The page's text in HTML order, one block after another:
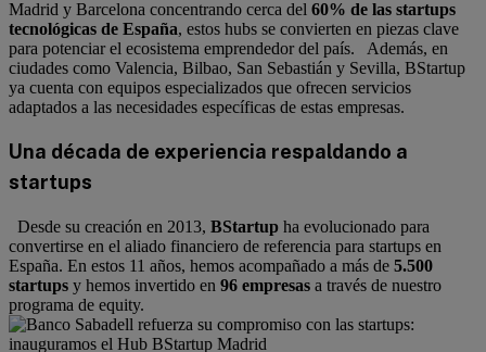
Madrid y Barcelona concentrando cerca del 60% de las startups
tecnológicas de España, estos hubs se convierten en piezas clave
para potenciar el ecosistema emprendedor del país. Además, en
ciudades como Valencia, Bilbao, San Sebastián y Sevilla, BStartup
ya cuenta con equipos especializados que ofrecen servicios
adaptados a las necesidades específicas de estas empresas.
Una década de experiencia respaldando a
startups
Desde su creación en 2013, BStartup ha evolucionado para
convertirse en el aliado financiero de referencia para startups en
España. En estos 11 años, hemos acompañado a más de 5.500
startups y hemos invertido en 96 empresas a través de nuestro
programa de equity.